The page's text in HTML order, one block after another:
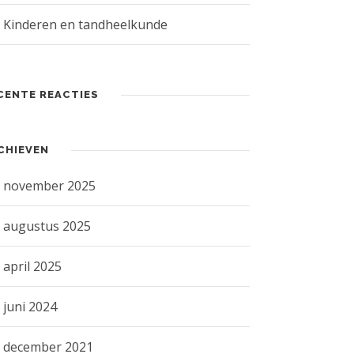
Kinderen en tandheelkunde
REACTIES
november 2025
augustus 2025
april 2025
juni 2024
december 2021